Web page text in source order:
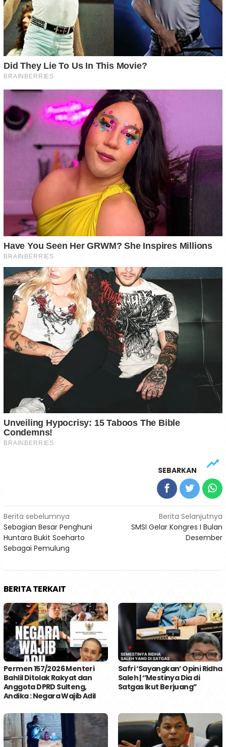
SEBARKAN
Navigasi
pos
Berita sebelumnya
Sebagian Besar Penghuni
Huntara Bukit Soeharto
Sebagai Pemulung
Berita Selanjutnya
SMSI Gelar Kongres I Bulan
Desember
BERITA TERKAIT
Permen 157/2026 Menteri
Bahlil Ditolak Rakyat dan
Anggota DPRD Sulteng,
Andika : Negara Wajib Adil
Safri ‘Sayangkan’ Opini Ridha
Saleh | ‘’Mestinya Dia di
Satgas Ikut Berjuang’’